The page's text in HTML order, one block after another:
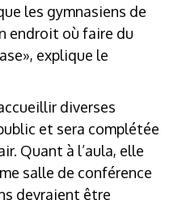
les gymnasiens de
endroit où faire du
explique le
diverses
et sera complétée
Quant à l’aula, elle
salle de conférence
devraient être